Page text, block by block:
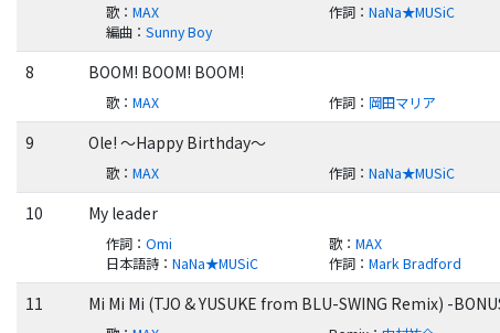
歌 ：MAX 作詞 ：NaNa★MUSiC
編曲 ：Sunny Boy
8 BOOM! BOOM! BOOM!
歌 ：MAX 作詞 ： 岡田マリア
9 Ole! ～Happy Birthday～
歌 ：MAX 作詞 ：NaNa★MUSiC
10 My leader
作詞 ：Omi 歌 ：MAX
日本語詩 ：NaNa★MUSiC 作詞 ：Mark Bradford
11 Mi Mi Mi (TJO & YUSUKE from BLU-SWING Remix) -